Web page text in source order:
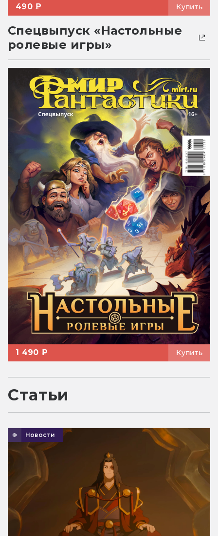
490 ₽ Купить
Спецвыпуск «Настольные
ролевые игры»
1 490 ₽ Купить
Статьи
Новости